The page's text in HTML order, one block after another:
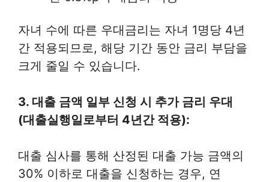
자녀 수에 따른 우대금리는 자녀 1명당 4년
간 적용되므로, 해당 기간 동안 금리 부담을
크게 줄일 수 있습니다.
3. 대출 금액 일부 신청 시 추가 금리 우대
(대출실행일로부터 4년간 적용):
대출 심사를 통해 산정된 대출 가능 금액의
30% 이하로 대출을 신청하는 경우, 연